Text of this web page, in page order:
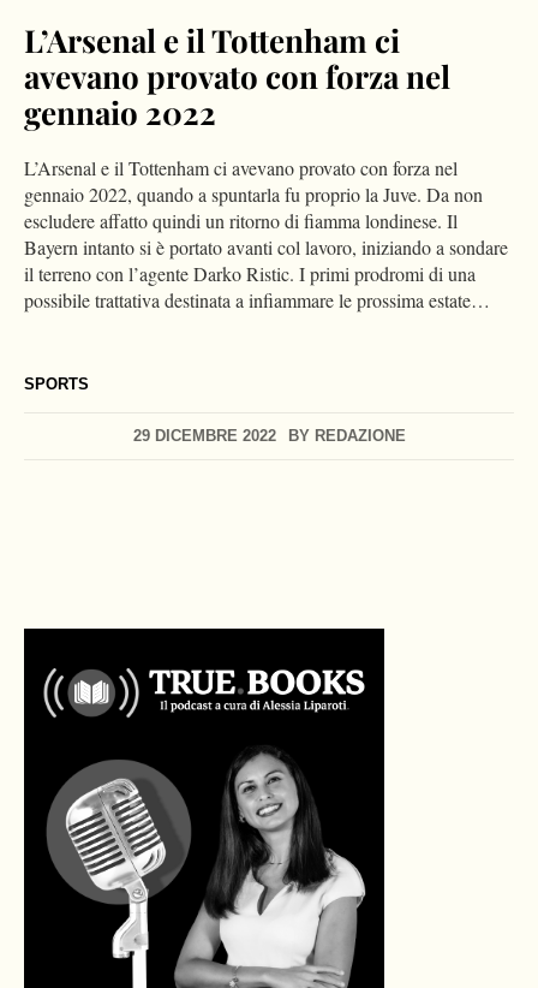
SPORTS
29 DICEMBRE 2022 BY REDAZIONE
L’Arsenal e il Tottenham ci
avevano provato con forza nel
gennaio 2022
L’Arsenal e il Tottenham ci avevano provato con forza nel
gennaio 2022, quando a spuntarla fu proprio la Juve. Da non
escludere affatto quindi un ritorno di fiamma londinese. Il
Bayern intanto si è portato avanti col lavoro, iniziando a sondare
il terreno con l’agente Darko Ristic. I primi prodromi di una
possibile trattativa destinata a infiammare le prossima estate…